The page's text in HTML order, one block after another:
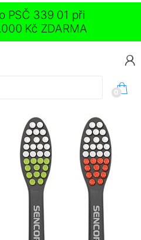
PSČ 339 01 při
Kč ZDARMA
0